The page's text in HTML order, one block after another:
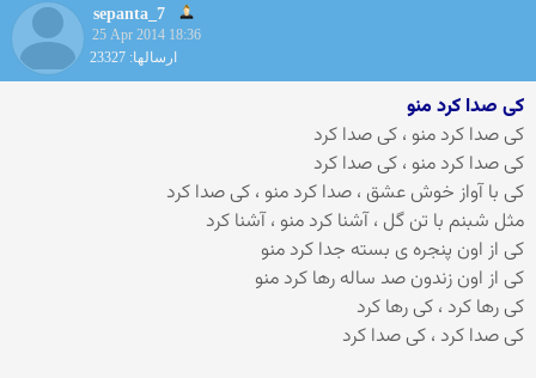
sepanta_7
25 Apr 2014 18:36
ارسالها: 23327
کی صدا کرد منو
کی صدا کرد منو ، کی صدا کرد
کی صدا کرد منو ، کی صدا کرد
کی با آواز خوش عشق ، صدا کرد منو ، کی صدا کرد
مثل شبنم با تن گل ، آشنا کرد منو ، آشنا کرد
کی از اون پنجره ی بسته جدا کرد منو
کی از اون زندون صد ساله رها کرد منو
کی رها کرد ، کی رها کرد
کی صدا کرد ، کی صدا کرد